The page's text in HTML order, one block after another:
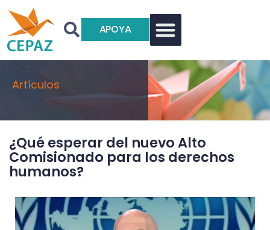
APOYA
Artículos
¿Qué esperar del nuevo Alto
Comisionado para los derechos
humanos?